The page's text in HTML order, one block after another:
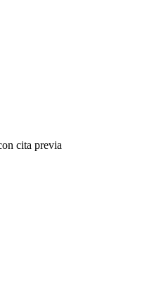
cita previa